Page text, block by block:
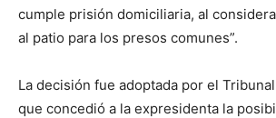
cumple prisión domiciliaria, al
al patio para los presos comunes”.
La decisión fue adoptada por el
que concedió a la expresidenta la